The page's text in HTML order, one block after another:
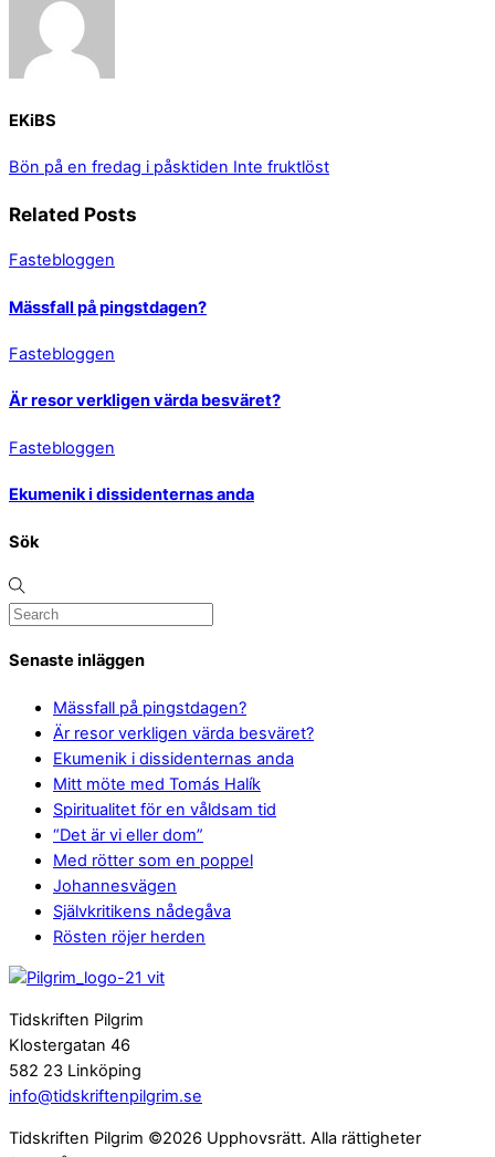
EKiBS
Bön på en fredag i påsktiden Inte fruktlöst
Related Posts
Fastebloggen
Mässfall på pingstdagen?
Fastebloggen
Är resor verkligen värda besväret?
Fastebloggen
Ekumenik i dissidenternas anda
Sök
Senaste inläggen
Mässfall på pingstdagen?
Är resor verkligen värda besväret?
Ekumenik i dissidenternas anda
Mitt möte med Tomás Halík
Spiritualitet för en våldsam tid
“Det är vi eller dom”
Med rötter som en poppel
Johannesvägen
Självkritikens nådegåva
Rösten röjer herden
Tidskriften Pilgrim
Klostergatan 46
582 23 Linköping
info@tidskriftenpilgrim.se
Tidskriften Pilgrim ©2026 Upphovsrätt. Alla rättigheter